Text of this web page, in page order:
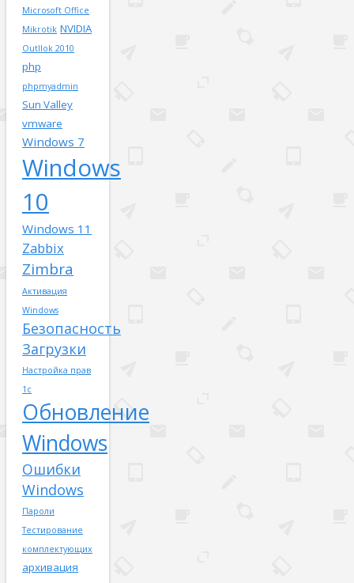
Microsoft Office
Mikrotik NVIDIA
Outllok 2010
php
phpmyadmin
Sun Valley
vmware
Windows 7
Windows
10
Windows 11
Zabbix
Zimbra
Активация
Windows
Безопасность
Загрузки
Настройка прав
1с
Обновление
Windows
Ошибки
Windows
Пароли
Тестирование
комплектующих
архивация